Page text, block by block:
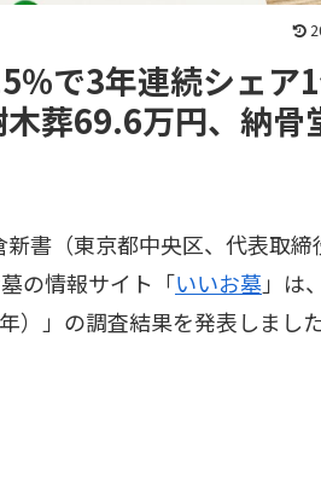
で3年連続シェア
葬69.6万円、納骨
書（東京都中央区、代表取締
の情報サイト「いいお墓」は
）」の調査結果を発表しました